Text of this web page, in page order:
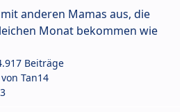
anderen Mamas aus, die
Monat bekommen wie
Beiträge
Tan14